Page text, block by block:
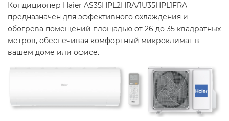
Кондиционер Haier AS35HPL2HRA/1U35HPL1FRA
предназначен для эффективного охлаждения и
обогрева помещений площадью от 26 до 35 квадратных
метров, обеспечивая комфортный микроклимат в
вашем доме или офисе.